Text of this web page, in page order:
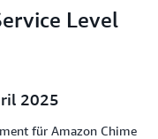
Level
2025
für Amazon Chime